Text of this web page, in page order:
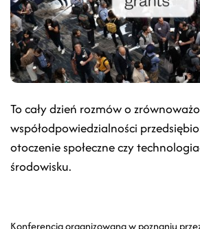
To cały dzień rozmów o
współodpowiedzialności
otoczenie społeczne czy
środowisku.
Konferencja organizowana w poznaniu